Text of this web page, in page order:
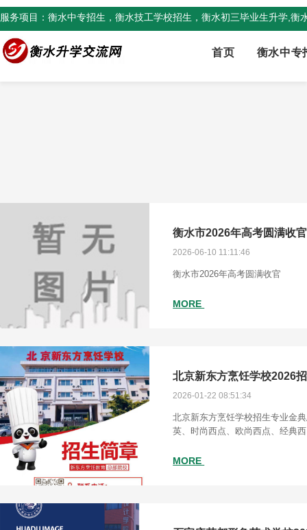
服务项目：衡水中专招生，衡水技工学校招生，衡水初三毕业生升学,衡
首页 衡水中专
衡水市2026年高考圆满收官
2026-06-10 11:11:46
衡水市2026年高考圆满收官
MORE
北京新东方烹饪学校2026
2026-01-22 08:51:34
北京新东方烹饪学校招生专业金
英、时尚西点、欧尚西点、经典
学校报名咨询电话：19031215565
MORE